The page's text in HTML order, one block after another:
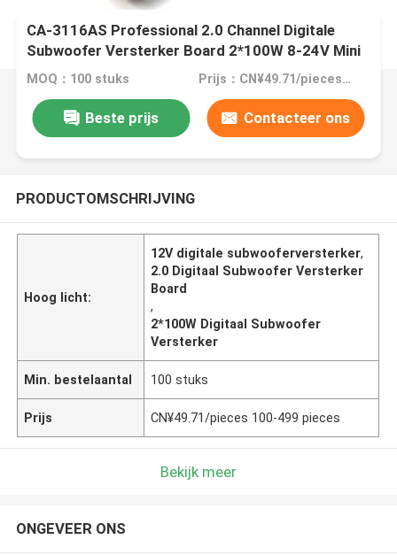
CA-3116AS Professional 2.0 Channel Digitale
Subwoofer Versterker Board 2*100W 8-24V Mini
TPA3116 voor Home Sound
MOQ：100 stuks Prijs：CN¥49.71/pieces 100-499 pieces
Beste prijs Contacteer ons
PRODUCTOMSCHRIJVING
Hoog licht:
12V digitale subwooferversterker,
2.0 Digitaal Subwoofer Versterker
Board
,
2*100W Digitaal Subwoofer
Versterker
Min. bestelaantal 100 stuks
Prijs CN¥49.71/pieces 100-499 pieces
Bekijk meer
ONGEVEER ONS